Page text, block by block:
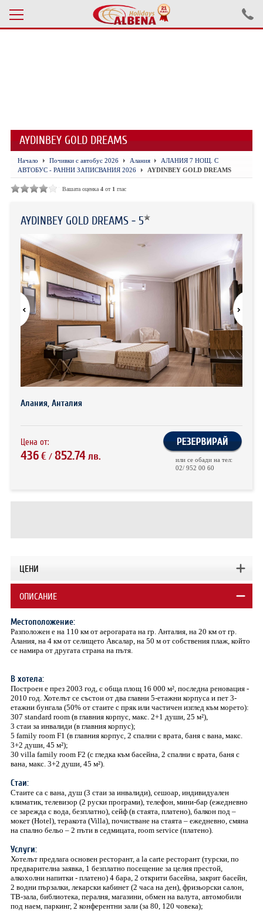
ЕКСКУРЗИИ САМОЛЕТ
ЕКСКУРЗИИ АВТОБУС
БЪЛГАРИЯ
ХОТЕЛИ В ТУРЦИЯ
ТУРЦИЯ С КОЛА
ХОТЕЛИ В ГЪРЦИЯ
НОВА ГОДИНА 2027
ХОТЕЛИ В АЛБАНИЯ
АВТОБУСИ ПОД НАЕМ
ЗА НАС
КОНТАКТИ
ОБЩИ УСЛОВИЯ ПАКЕТНИ
AYDINBEY GOLD DREAMS
Начало Почивки с автобус 2026 Алания
АЛАНИЯ 7 НОЩ. С
АВТОБУС - РАННИ ЗАПИСВАНИЯ 2026
AYDINBEY GOLD DREAMS
Вашата оценка 4от 1 глас
AYDINBEY GOLD DREAMS - 5
Алания, Анталия
Цена от:
436€/ 852.74лв.
или се обади на тел:
02/ 952 00 60
ЦЕНИ
ОПИСАНИЕ
Местоположение:
Разположен е на 110 км от аерогарата на гр. Анталия, на 20 км от гр.
Алания, на 4 км от селището Авсалар, на 50 м от собствения плаж, който
се намира от другата страна на пътя.
В хотела:
Построен е през 2003 год, с обща площ 16 000 м², последна реновация -
2010 год. Хотелът се състои от два главни 5-етажни корпуса и пет 3-
етажни бунгала (50% от стаите с пряк или частичен изглед към морето):
307 standard room (в главния корпус, макс. 2+1 души, 25 м²),
3 стаи за инвалиди (в главния корпус);
5 family room F1 (в главния корпус, 2 спални с врата, баня с вана, макс.
3+2 души, 45 м²);
30 villa family room F2 (с гледка към басейна, 2 спални с врата, баня с
вана, макс. 3+2 души, 45 м²).
Стаи:
Стаите са с вана, душ (3 стаи за инвалиди), сешоар, индивидуален
климатик, телевизор (2 руски програми), телефон, мини-бар (ежедневно
се зарежда с вода, безплатно), сейф (в стаята, платено), балкон под –
мокет (Hotel), теракота (Villa), почистване на стаята – ежедневно, смяна
на спално бельо – 2 пъти в седмицата, room service (платено).
Услуги:
Хотелът предлага основен ресторант, a la carte ресторант (турски, по
предварителна заявка, 1 безплатно посещение за целия престой,
алкохолни напитки - платено) 4 бара, 2 открити басейна, закрит басейн,
2 водни пързалки, лекарски кабинет (2 часа на ден), фризьорски салон,
TВ-зала, библиотека, пералня, магазини, обмен на валута, автомобили
под наем, паркинг, 2 конферентни зали (за 80, 120 човека);